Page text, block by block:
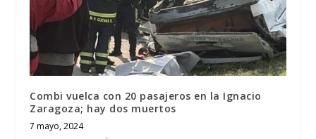
Combi vuelca con 20 pasajeros en la Ignacio
Zaragoza; hay dos muertos
7 mayo, 2024